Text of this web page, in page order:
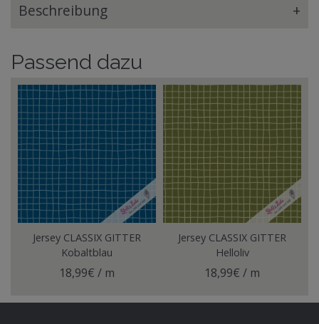
Beschreibung +
Passend dazu
Jersey CLASSIX GITTER
Kobaltblau
18,99€ / m
Jersey CLASSIX GITTER
Helloliv
18,99€ / m